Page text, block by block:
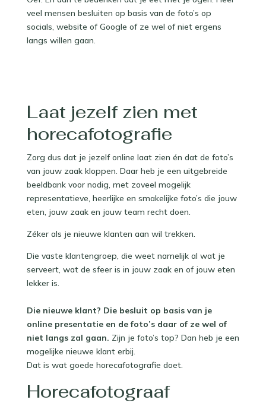
veel mensen besluiten op basis van de foto’s op
socials, website of Google of ze wel of niet ergens
langs willen gaan. ⁠
Laat jezelf zien met
horecafotografie
Zorg dus dat je jezelf online laat zien én dat de foto’s
van jouw zaak kloppen. Daar heb je een uitgebreide
beeldbank voor nodig, met zoveel mogelijk
representatieve, heerlijke en smakelijke foto’s die jouw
eten, jouw zaak en jouw team recht doen.
Zéker als je nieuwe klanten aan wil trekken. ⁠
Die vaste klantengroep, die weet namelijk al wat je
serveert, wat de sfeer is in jouw zaak en of jouw eten
lekker is. ⁠
Die nieuwe klant? Die besluit op basis van je
online presentatie en de foto’s daar of ze wel of
niet langs zal gaan. Zijn je foto’s top? Dan heb je een
mogelijke nieuwe klant erbij. ⁠
⁠Dat is wat goede horecafotografie doet. ⁠
Horecafotograaf